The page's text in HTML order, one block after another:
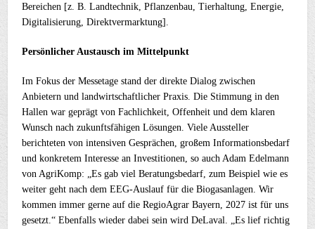
Bereichen [z. B. Landtechnik, Pflanzenbau, Tierhaltung, Energie,
Digitalisierung, Direktvermarktung].
Persönlicher Austausch im Mittelpunkt
Im Fokus der Messetage stand der direkte Dialog zwischen
Anbietern und landwirtschaftlicher Praxis. Die Stimmung in den
Hallen war geprägt von Fachlichkeit, Offenheit und dem klaren
Wunsch nach zukunftsfähigen Lösungen. Viele Aussteller
berichteten von intensiven Gesprächen, großem Informationsbedarf
und konkretem Interesse an Investitionen, so auch Adam Edelmann
von AgriKomp: „Es gab viel Beratungsbedarf, zum Beispiel wie es
weiter geht nach dem EEG-Auslauf für die Biogasanlagen. Wir
kommen immer gerne auf die RegioAgrar Bayern, 2027 ist für uns
gesetzt.“ Ebenfalls wieder dabei sein wird DeLaval. „Es lief richtig